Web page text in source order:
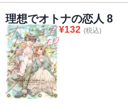
理想でオトナの恋人 8
¥132 (税込)